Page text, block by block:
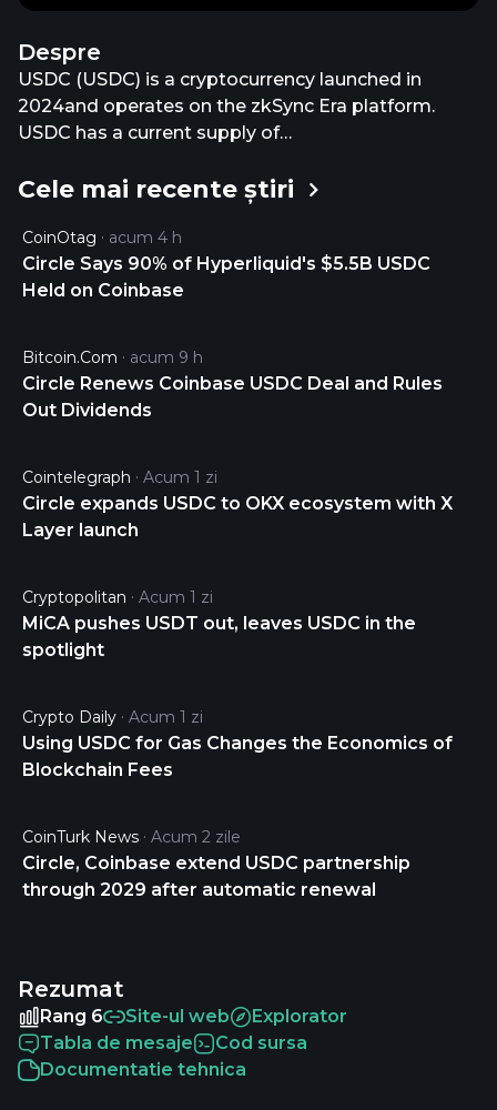
Despre
USDC (USDC) is a cryptocurrency launched in
2024and operates on the zkSync Era platform.
USDC has a current supply of
USDC is 0.99989777 USD and is up 0.01 over the
market(s) with $7,058,197,204.08 traded over the
last 24 hours. More information can be found at
https://www.circle.com/en/usdc.
Cele mai recente știri
CoinOtag acum 4 h
Circle Says 90% of Hyperliquid's $5.5B USDC
Held on Coinbase
Bitcoin.com acum 9 h
Circle Renews Coinbase USDC Deal and Rules
Out Dividends
Cointelegraph Acum 1 zi
Circle expands USDC to OKX ecosystem with X
Layer launch
Cryptopolitan Acum 1 zi
MiCA pushes USDT out, leaves USDC in the
spotlight
Crypto Daily Acum 1 zi
Using USDC for Gas Changes the Economics of
Blockchain Fees
CoinTurk News Acum 2 zile
Circle, Coinbase extend USDC partnership
through 2029 after automatic renewal
Rezumat
Rang 6 Site-ul web
Explorator
Tabla de mesaje
Cod sursa
Documentatie tehnica